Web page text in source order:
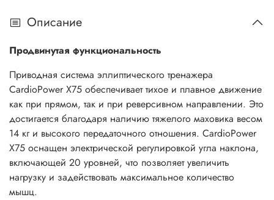
Описание
Продвинутая функциональность
Приводная система эллиптического тренажера
CardioPower X75 обеспечивает тихое и плавное движение
как при прямом, так и при реверсивном направлении. Это
достигается благодаря наличию тяжелого маховика весом
14 кг и высокого передаточного отношения. CardioPower
X75 оснащен электрической регулировкой угла наклона,
включающей 20 уровней, что позволяет увеличить
нагрузку и задействовать максимальное количество
мышц.